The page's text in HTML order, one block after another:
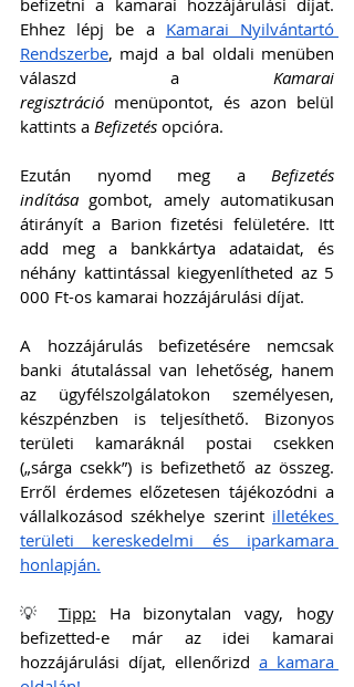
befizetni a kamarai hozzájárulási díjat.
Ehhez lépj be a Kamarai Nyilvántartó
Rendszerbe, majd a bal oldali menüben
válaszd a Kamarai
regisztráció menüpontot, és azon belül
kattints a Befizetés opcióra.
Ezután nyomd meg a Befizetés
indítása gombot, amely automatikusan
átirányít a Barion fizetési felületére. Itt
add meg a bankkártya adataidat, és
néhány kattintással kiegyenlítheted az 5
000 Ft-os kamarai hozzájárulási díjat.
A hozzájárulás befizetésére nemcsak
banki átutalással van lehetőség, hanem
az ügyfélszolgálatokon személyesen,
készpénzben is teljesíthető. Bizonyos
területi kamaráknál postai csekken
(„sárga csekk”) is befizethető az összeg.
Erről érdemes előzetesen tájékozódni a
vállalkozásod székhelye szerint illetékes
területi kereskedelmi és iparkamara
honlapján.
💡 Tipp: Ha bizonytalan vagy, hogy
befizetted-e már az idei kamarai
hozzájárulási díjat, ellenőrizd a kamara